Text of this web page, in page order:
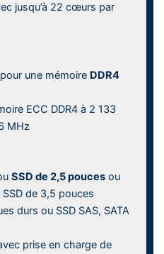
jusqu’à 22 cœurs par
pour une mémoire DDR4
ECC DDR4 à 2 133
MHz
SSD de 2,5 pouces ou
de 3,5 pouces
durs ou SSD SAS, SATA
prise en charge de